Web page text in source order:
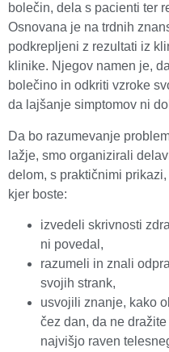
bolečin, dela s pacienti ter
Osnovana je na trdnih
podkrepljeni z rezultati iz
klinike. Njegov namen je,
bolečino in odkriti vzroke
da lajšanje simptomov ni
Da bo razumevanje
lažje, smo organizirali
delom, s praktičnimi
kjer boste:
izvedeli skrivnosti
ni povedal,
razumeli in znali
svojih strank,
usvojili znanje, kako
čez dan, da ne
najvišjo raven